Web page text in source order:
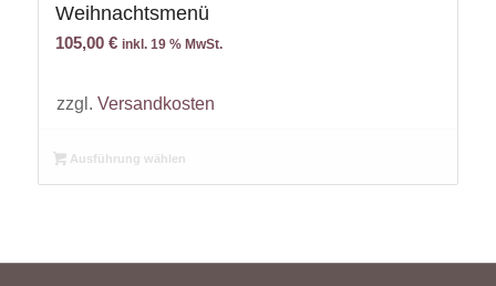
Weihnachtsmenü
105,00 € inkl. 19 % MwSt.
zzgl. Versandkosten
Ausführung wählen